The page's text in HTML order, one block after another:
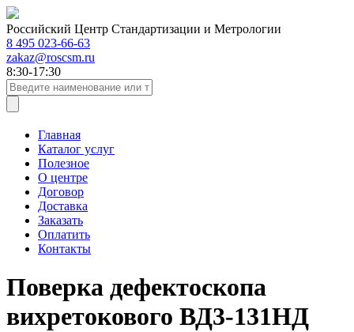
Российский Центр Стандартизации и Метрологии
8 495 023-66-63
zakaz@roscsm.ru
8:30-17:30
Главная
Каталог услуг
Полезное
О центре
Договор
Доставка
Заказать
Оплатить
Контакты
Поверка дефектоскопа
вихретокового ВД3-131НД